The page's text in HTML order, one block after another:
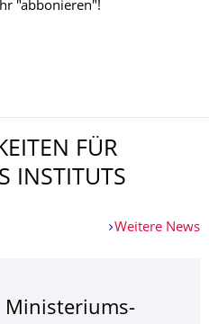
"abbonieren"!
FÜR
INSTITUTS
Weitere News
Ministeriums­